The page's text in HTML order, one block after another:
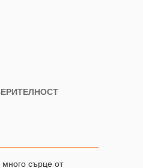
много сърце от